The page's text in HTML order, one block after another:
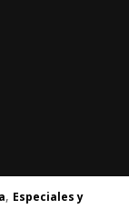
, Especiales y